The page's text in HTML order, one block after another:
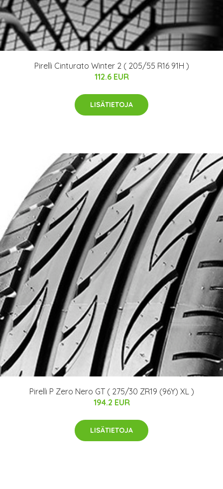
Pirelli Cinturato Winter 2 ( 205/55 R16 91H )
112.6 EUR
LISÄTIETOJA
Pirelli P Zero Nero GT ( 275/30 ZR19 (96Y) XL )
194.2 EUR
LISÄTIETOJA